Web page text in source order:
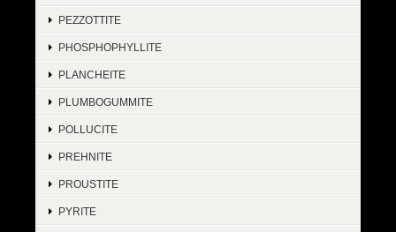
PEZZOTTITE
PHOSPHOPHYLLITE
PLANCHEITE
PLUMBOGUMMITE
POLLUCITE
PREHNITE
PROUSTITE
PYRITE